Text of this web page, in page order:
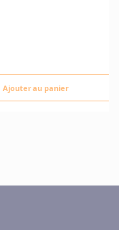
Ajouter au panier